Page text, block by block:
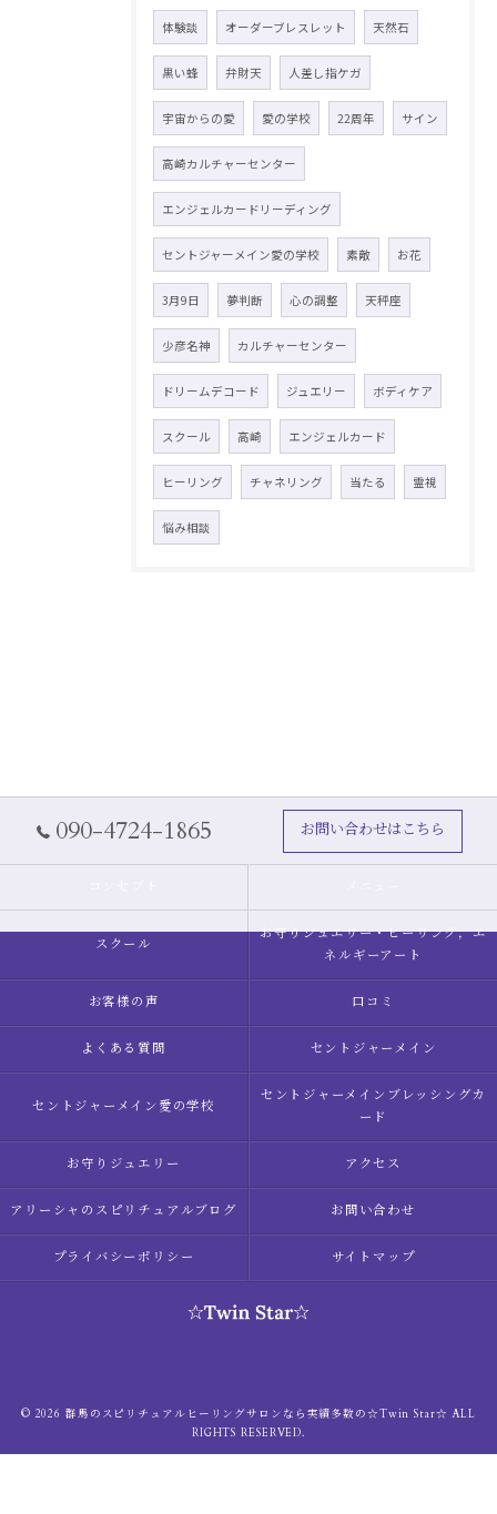
体験談 オーダーブレスレット 天然石
黒い蜂 弁財天 人差し指ケガ
宇宙からの愛 愛の学校 22周年 サイン
高崎カルチャーセンター
エンジェルカードリーディング
セントジャーメイン愛の学校 素敵 お花
3月9日 夢判断 心の調整 天秤座
少彦名神 カルチャーセンター
ドリームデコード ジュエリー ボディケア
スクール 高崎 エンジェルカード
ヒーリング チャネリング 当たる 霊視
悩み相談
090-4724-1865 お問い合わせはこちら
スクール
お守りジュエリー・ヒーリング，エ
ネルギーアート
お客様の声 口コミ
よくある質問 セントジャーメイン
セントジャーメイン愛の学校
セントジャーメインブレッシングカ
ード
お守りジュエリー アクセス
アリーシャのスピリチュアルブログ お問い合わせ
プライバシーポリシー サイトマップ
© 2026 群馬のスピリチュアルヒーリングサロンなら実績多数の☆Twin Star☆ ALL
RIGHTS RESERVED.